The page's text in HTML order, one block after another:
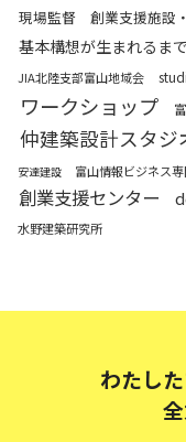
現場監督 創業支援施設
基本構想が生まれるまで
JIA北陸支部富山地域会
ワークショップ
仲建築設計スタジ
安達建設 富山情報ビジネス
創業支援センター
水野建築研究所
わたし